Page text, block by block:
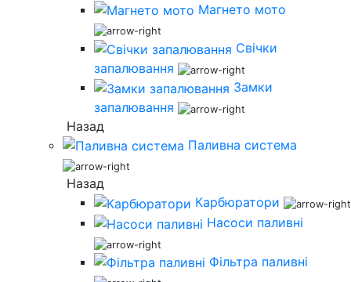
Магнето мото
Свічки
запалювання
Замки
запалювання
Назад
Паливна система
Назад
Карбюратори
Насоси паливні
Фільтра паливні